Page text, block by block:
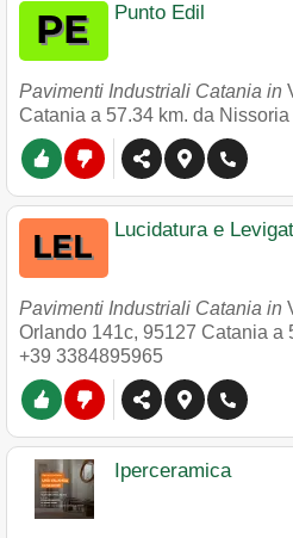
Punto Edil
Pavimenti Industriali Catania in
Catania a 57.34 km. da
Lucidatura e
Pavimenti Industriali Catania in
Orlando 141c, 95127 Catania a
+39 3384895965
Iperceramica